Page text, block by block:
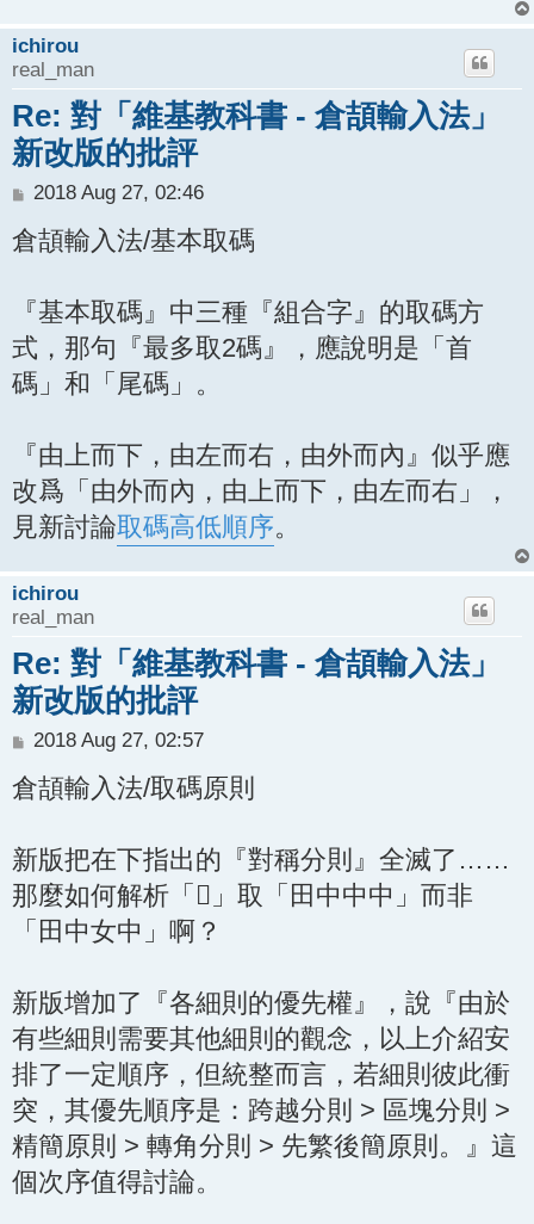
ichirou
real_man
Re: 對「維基教科書 - 倉頡輸入法」
新改版的批評
P
s
2018 Aug 27, 02:46
倉頡輸入法/基本取碼
『基本取碼』中三種『組合字』的取碼方
式，那句『最多取2碼』，應說明是「首
碼」和「尾碼」。
『由上而下，由左而右，由外而內』似乎應
改爲「由外而內，由上而下，由左而右」，
見新討論取碼高低順序。
ichirou
real_man
Re: 對「維基教科書 - 倉頡輸入法」
新改版的批評
P
s
2018 Aug 27, 02:57
倉頡輸入法/取碼原則
新版把在下指出的『對稱分則』全滅了……
那麼如何解析「𡆵」取「田中中中」而非
「田中女中」啊？
新版增加了『各細則的優先權』，說『由於
有些細則需要其他細則的觀念，以上介紹安
排了一定順序，但統整而言，若細則彼此衝
突，其優先順序是：跨越分則 > 區塊分則 >
精簡原則 > 轉角分則 > 先繁後簡原則。』這
個次序值得討論。